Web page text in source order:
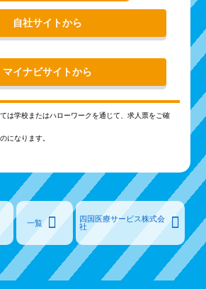
自社サイトから
マイナビサイトから
は学校またはハローワークを通じて、求人票をご確
になります。
一覧
四国医療サービス株式会
社